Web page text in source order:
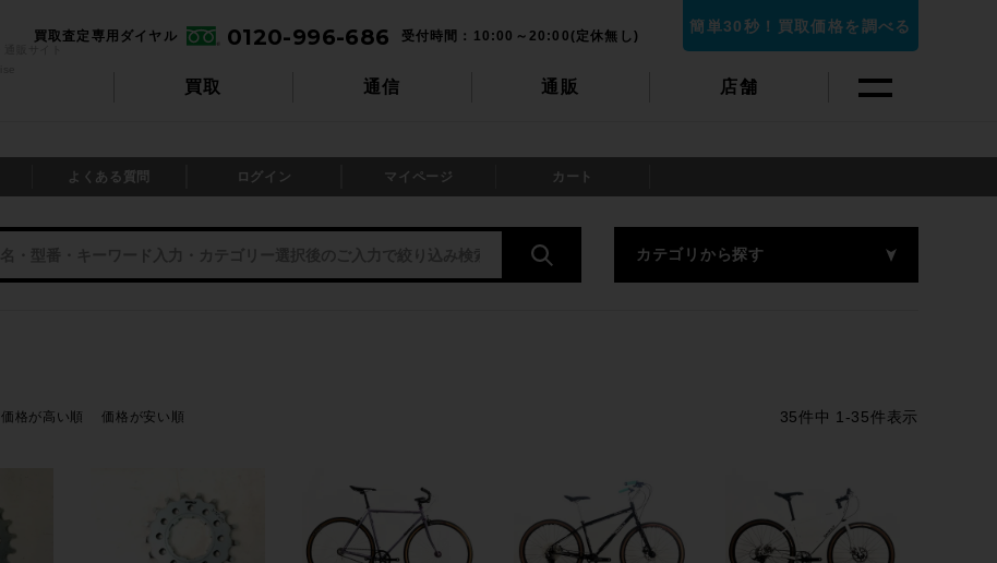
買取 通信 通販 店舗
買取査定専用ダイヤル 0120-996-686 受付時間：10:00～20:00(定休無し)
簡単30秒！買取価格を調べる
よくある質問 ログイン マイページ カート
カテゴリから探す
価格が高い順 価格が安い順 35件中 1 -35件表示